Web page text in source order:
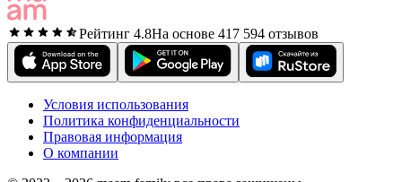
Рейтинг 4.8На основе 417 594 отзывов
Условия использования
Политика конфиденциальности
Правовая информация
О компании